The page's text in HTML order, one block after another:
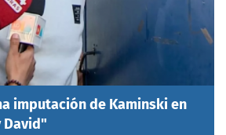
imputación de Kaminski en
David"